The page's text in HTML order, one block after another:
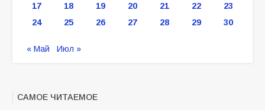
17
18 19 20 21 22
23
24
25 26 27 28 29 30
« Май Июл »
САМОЕ ЧИТАЕМОЕ